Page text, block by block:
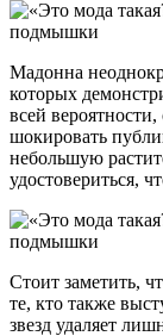
Мадонна
которых
всей
шокировать
небольшую
удостовериться,
Стоит заметить,
те, кто также
звезд удаляет